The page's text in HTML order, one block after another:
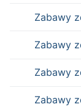
Zabawy
Zabawy
Zabawy
Zabawy